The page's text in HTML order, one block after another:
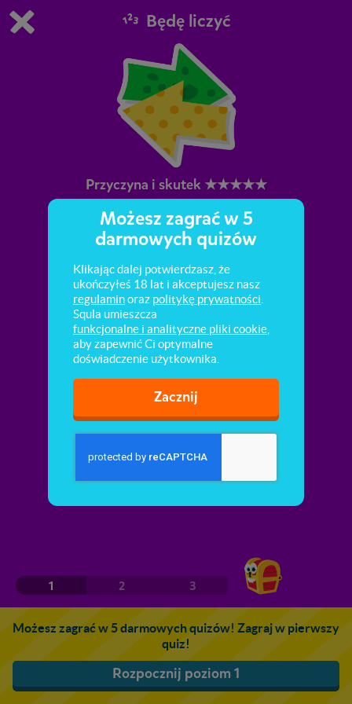
Grasz w wersję demonstracyjną Squli
Kup teraz!
0 1
Będę liczyć
Przyczyna i skutek ★★★★★
Przybyło, ubyło, więcej, mniej , tyle samo.
1 2 3
Możesz zagrać w 5 darmowych quizów! Zagraj w pierwszy
quiz!
Rozpocznij poziom 1
Możesz zagrać w 5
darmowych quizów
Klikając dalej potwierdzasz, że
ukończyłeś 18 lat i akceptujesz nasz
regulaminoraz politykę prywatności
Squla umieszcza
funkcjonalne i analityczne pliki cookie
aby zapewnić Ci optymalne
doświadczenie użytkownika.
Zacznij